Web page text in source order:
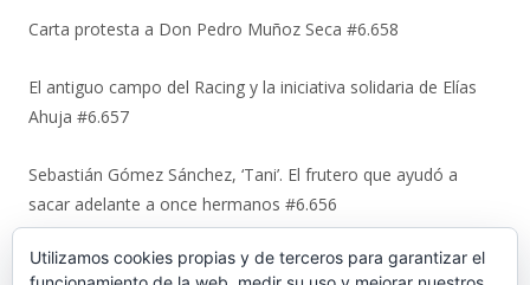
Carta protesta a Don Pedro Muñoz Seca #6.658
El antiguo campo del Racing y la iniciativa solidaria de Elías
Ahuja #6.657
Sebastián Gómez Sánchez, ‘Tani’. El frutero que ayudó a
sacar adelante a once hermanos #6.656
La viñeta de Alberto Castrelo. Se hacen fiestas a domicilio
Utilizamos cookies propias y de terceros para garantizar el